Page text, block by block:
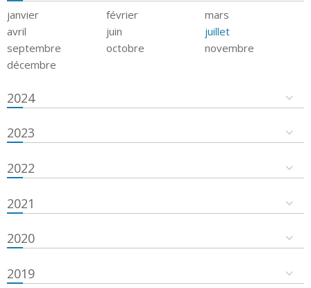
janvier février
mars
avril
juin
juillet
septembre
octobre
novembre
décembre
2024
2023
2022
2021
2020
2019